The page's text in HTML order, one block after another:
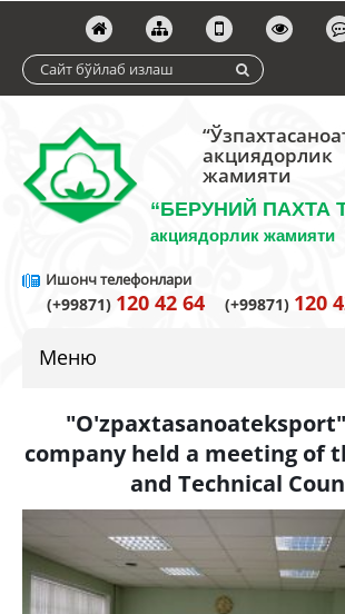
акциядорлик
жамияти
“БЕРУНИЙ ПАХТА
акциядорлик жамияти
Ишонч телефонлари
(+99871) 120 42 64 (+99871) 120
Меню
company held a meeting of
and Technical